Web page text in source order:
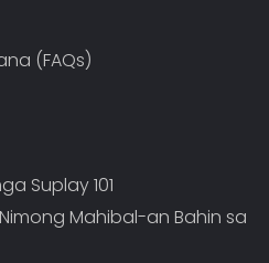
(FAQs)
Suplay 101
Mahibal-an Bahin sa